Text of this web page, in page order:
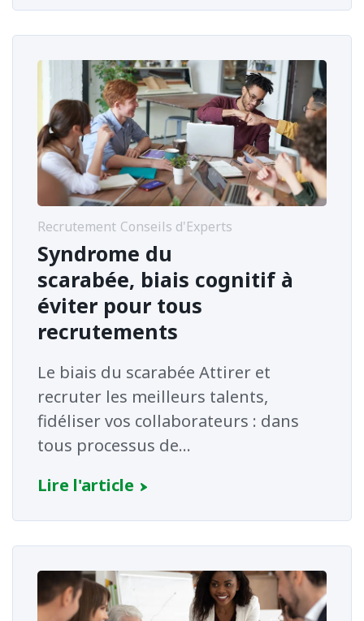
Recrutement Conseils d'Experts
Syndrome du
scarabée, biais cognitif à
éviter pour tous
recrutements
Le biais du scarabée Attirer et
recruter les meilleurs talents,
fidéliser vos collaborateurs : dans
tous processus de...
Lire l'article